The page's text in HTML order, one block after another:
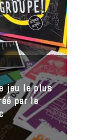
jeu le plus
par le